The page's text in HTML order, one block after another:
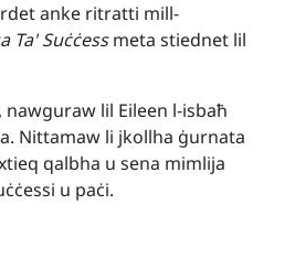
anke ritratti mill-
Ta' Suċċessmeta stiednet lil
lil Eileen l-isbaħ
Nittamaw li jkollha ġurnata
qalbha u sena mimlija
u paċi.